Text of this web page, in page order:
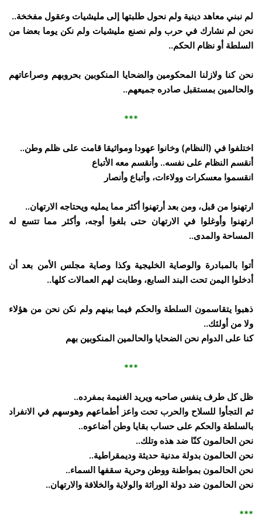
لم نبني معاهد دينية ولم نحول طلبتها إلى مليشيات وعقول مفخخة..
نحن لم نشارك في حرب ولم نصنع مليشيات ولم نكن يوما بعضا من
السلطة أو نظام الحكم..
نحن كنا ولازلنا المحكومين والضحايا المنكوبين بحروبهم وصراعاتهم
والحالمين بمستقبل صادره جميعهم..
***
‏اختلفوا في (النظام) وخانوا عهودا ومواثيقا قامت على ظلم وطن..
أنقسم النظام على نفسه.. وأنقسم معه الأتباع
انقسموا معسكرات وولاءات، وأتباع وأنصار
ارتهنوا من قبل، ومن بعد أرتهنوا أكثر مما يمليه ويحتاجه الارتهان..
ارتهنوا وأوغلوا في الارتهان حتى بلغوا أوجه، وأكثر مما تتسع له
المساحة والمدى..
أتوا بالمبادرة والوصاية الخليجية وكذا وصاية مجلس الأمن بعد أن
أدخلوا اليمن تحت البند السابع، وطابت لهم العمالات كلها..
ذهبوا يتقاسمون السلطة والحكم فيما بينهم ولم نكن نحن من هؤلاء
ولا من أولئك..
كنا على الدوام نحن الضحايا والحالمين المنكوبين بهم
***
ظل كل طرف ينفس صاحبه ويريد الغنيمة بمفرده..
ثم التجأوا للسلاح والحرب تحت واعز أطماعهم وهوسهم في الانفراد
بالسلطة والحكم على حساب بقايا وطن أضاعوه..
نحن الحالمون كنّا ضد هذه وتلك..
نحن الحالمون بدولة مدنية حديثة وديمقراطية..
نحن الحالمون بمواطنة ووطن وحرية سقفها السماء..
نحن الحالمون ضد دولة الوراثة والولاية والخلافة والارتهان..
***